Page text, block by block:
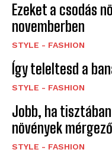
Ezeket a csodás
novemberben
STYLE - FASHION
Így teleltesd a
STYLE - FASHION
Jobb, ha
növények
STYLE - FASHION